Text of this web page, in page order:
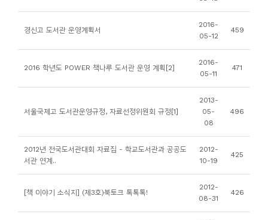
경신고 도서관 운영계획서
2016-
05-12
459
2016 학년도 POWER 책나루 도서관 운영 계획[2]
2016-
05-11
471
서울국제고 도서관운영규정, 자료선정위원회 규정[1]
2013-
05-
08
496
2012년 전국도서관대회 자료집 - 학교도서관과 공공도
서관 연계..
2012-
10-19
425
[책 이야기 소식지] (제3호)북토크 톡톡톡!
2012-
08-31
426
첩
자